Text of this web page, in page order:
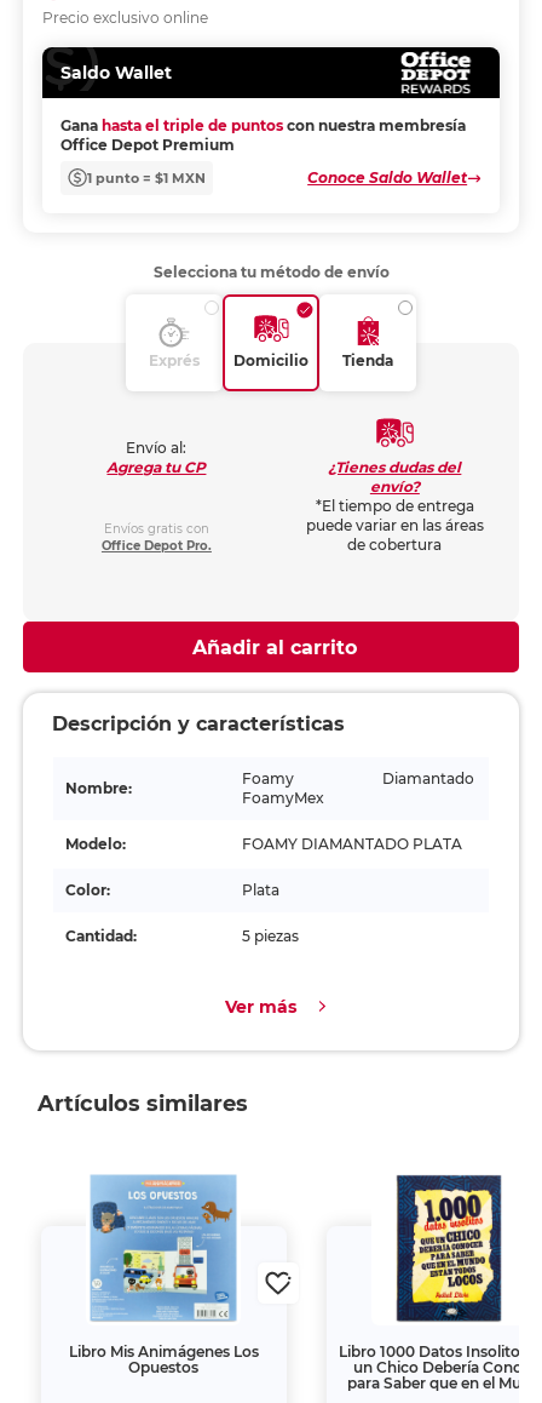
Precio exclusivo online
Saldo Wallet
Gana hasta el triple de puntos con nuestra membresía
Office Depot Premium
1 punto = $1 MXN Conoce Saldo Wallet
Selecciona tu método de envío
Exprés Domicilio Tienda
Envío al:
Agrega tu CP
Envíos gratis con
Office Depot Pro.
¿Tienes dudas del
envío?
*El tiempo de entrega
puede variar en las áreas
de cobertura
Añadir al carrito
Descripción y características
Nombre:
Foamy Diamantado
FoamyMex
Modelo: FOAMY DIAMANTADO PLATA
Color: Plata
Cantidad: 5 piezas
Ver más
Artículos similares
Libro Mis Animágenes Los
Opuestos
Libro 1000 Datos Insolitos
un Chico Debería
para Saber que en el